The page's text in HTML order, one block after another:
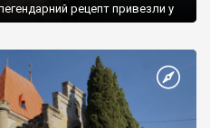
рецепт привезли у